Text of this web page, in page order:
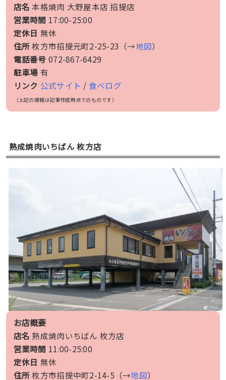
店名 本格焼肉 大野屋本店 招提店
営業時間 17:00-25:00
定休日 無休
住所枚方市招提元町2-25-23（→地図）
電話番号 072-867-6429
駐車場 有
リンク 公式サイト / 食べログ
（上記の情報は記事作成時点でのものです）
熟成焼肉いちばん 枚方店
お店概要
店名 熟成焼肉いちばん 枚方店
営業時間 11:00-25:00
定休日 無休
住所枚方市招提中町2-14-5（→地図）